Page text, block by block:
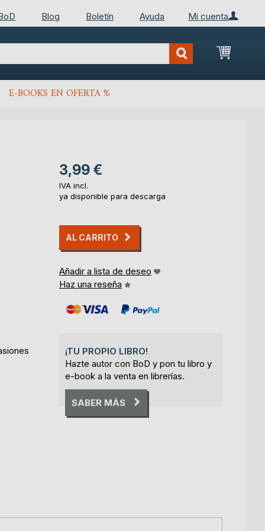
Mi cuenta
Blog Boletín Ayuda
Mi
E-BOOKS EN OFERTA %
3,99 €
IVA incl.
ya disponible para descarga
AL CARRITO
Añadir a lista de deseo
Haz una reseña
¡TU PROPIO LIBRO!
Hazte autor con BoD y pon tu libro y
e-book a la venta en librerías.
SABER MÁS